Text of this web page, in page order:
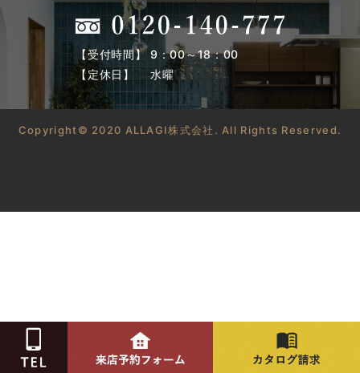
【受付時間】 9：00～18：00
【定休日】 水曜
Copyright© 2020 ALLAGI株式会社. All Rights Reserved.